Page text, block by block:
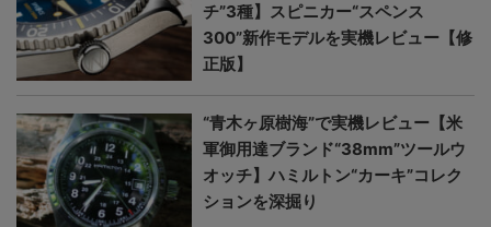
チ”3種】スピニカー“スペンス
300”新作モデルを実機レビュー【修
正版】
“青木ヶ原樹海”で実機レビュー【米
軍御用達ブランド“38mm”ツールウ
オッチ】ハミルトン“カーキ”コレク
ションを深掘り